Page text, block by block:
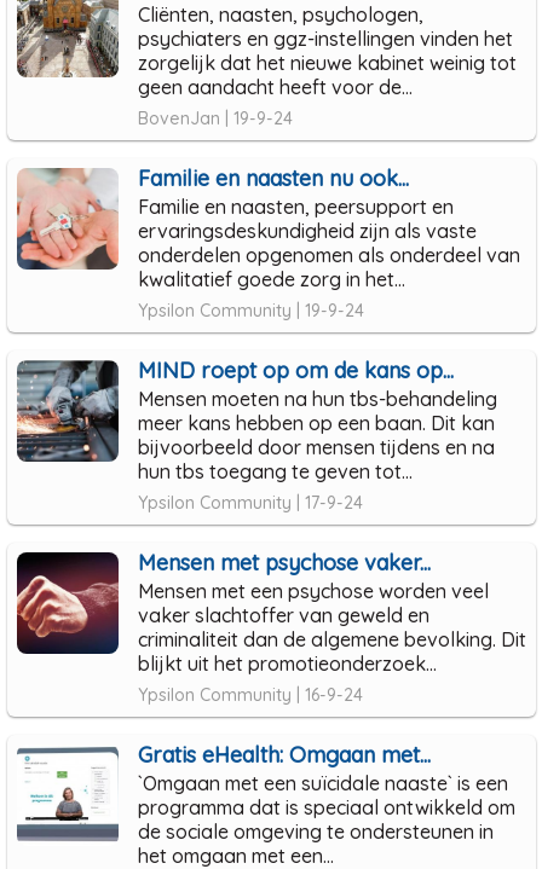
Cliënten, naasten, psychologen,
psychiaters en ggz-instellingen vinden het
zorgelijk dat het nieuwe kabinet weinig tot
geen aandacht heeft voor de...
BovenJan | 19-9-24
Familie en naasten nu ook...
Familie en naasten, peersupport en
ervaringsdeskundigheid zijn als vaste
onderdelen opgenomen als onderdeel van
kwalitatief goede zorg in het...
Ypsilon Community | 19-9-24
MIND roept op om de kans op...
Mensen moeten na hun tbs-behandeling
meer kans hebben op een baan. Dit kan
bijvoorbeeld door mensen tijdens en na
hun tbs toegang te geven tot...
Ypsilon Community | 17-9-24
Mensen met psychose vaker...
Mensen met een psychose worden veel
vaker slachtoffer van geweld en
criminaliteit dan de algemene bevolking. Dit
blijkt uit het promotieonderzoek...
Ypsilon Community | 16-9-24
Gratis eHealth: Omgaan met...
`Omgaan met een suïcidale naaste` is een
programma dat is speciaal ontwikkeld om
de sociale omgeving te ondersteunen in
het omgaan met een...